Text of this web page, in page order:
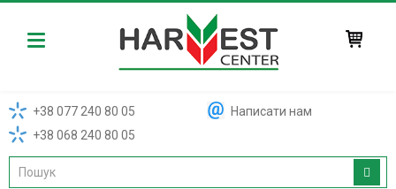
Harvest
+38 077 240 80 05
+38 068 240 80 05
Написати нам